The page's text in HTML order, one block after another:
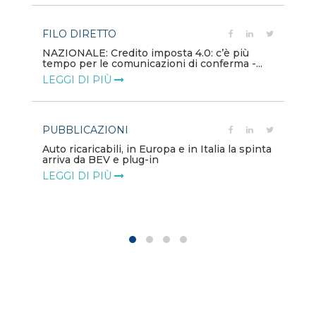
FILO DIRETTO
NAZIONALE: Credito imposta 4.0: c’è più
tempo per le comunicazioni di conferma -...
LEGGI DI PIÙ
PUBBLICAZIONI
Auto ricaricabili, in Europa e in Italia la spinta
arriva da BEV e plug-in
LEGGI DI PIÙ